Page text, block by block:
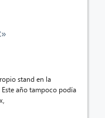
stand en la
año tampoco podía